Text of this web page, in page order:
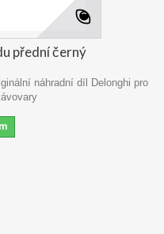
přední černý
náhradní díl Delonghi pro